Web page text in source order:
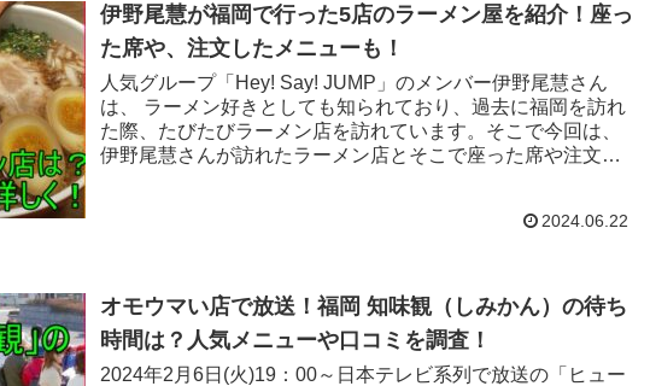
伊野尾慧が福岡で行った5店のラーメン屋を紹介！座っ
た席や、注文したメニューも！
人気グループ「Hey! Say! JUMP」のメンバー伊野尾慧さん
は、 ラーメン好きとしても知られており、過去に福岡を訪れ
た際、たびたびラーメン店を訪れています。そこで今回は、
伊野尾慧さんが訪れたラーメン店とそこで座った席や注文し
2024.06.22
オモウマい店で放送！福岡 知味観（しみかん）の待ち
時間は？人気メニューや口コミを調査！
2024年2月6日(火)19：00～日本テレビ系列で放送の「ヒュー